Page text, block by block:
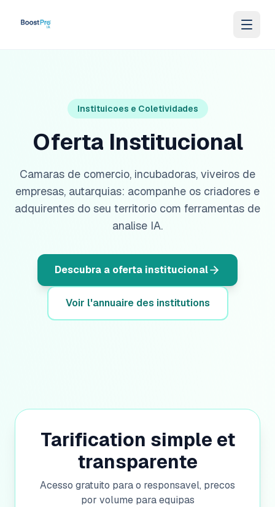
Instituicoes e Coletividades
Oferta Institucional
Camaras de comercio, incubadoras, viveiros de
empresas, autarquias: acompanhe os criadores e
adquirentes do seu territorio com ferramentas de
analise IA.
Descubra a oferta institucional
Voir l'annuaire des institutions
Tarification simple et
transparente
Acesso gratuito para o responsavel, precos
por volume para equipas